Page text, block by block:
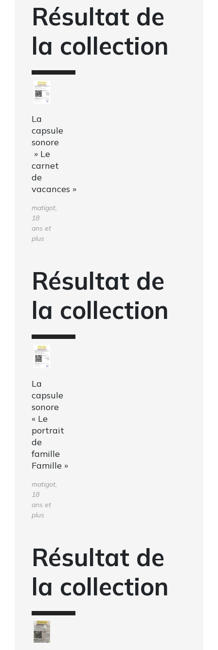
Résultat de
la collection
La
capsule
sonore
» Le
carnet
de
vacances »
matigot,
18
ans et
plus
Résultat de
la collection
La
capsule
sonore
« Le
portrait
de
famille
Famille »
matigot,
18
ans et
plus
Résultat de
la collection